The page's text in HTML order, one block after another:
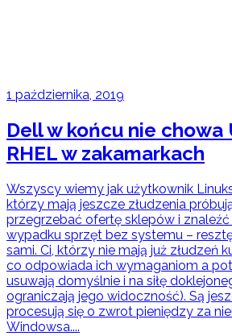
1 października, 2019
Dell w końcu nie chowa
RHEL w zakamarkach
Wszyscy wiemy jak użytkownik
którzy mają jeszcze złudzenia
przegrzebać ofertę sklepów i
wypadku sprzęt bez systemu –
sami. Ci, którzy nie mają już złudzeń
co odpowiada ich wymaganiom a
usuwają domyślnie i na siłę
ograniczają jego widoczność). Są
procesują się o zwrot pieniędzy za
Windowsa....